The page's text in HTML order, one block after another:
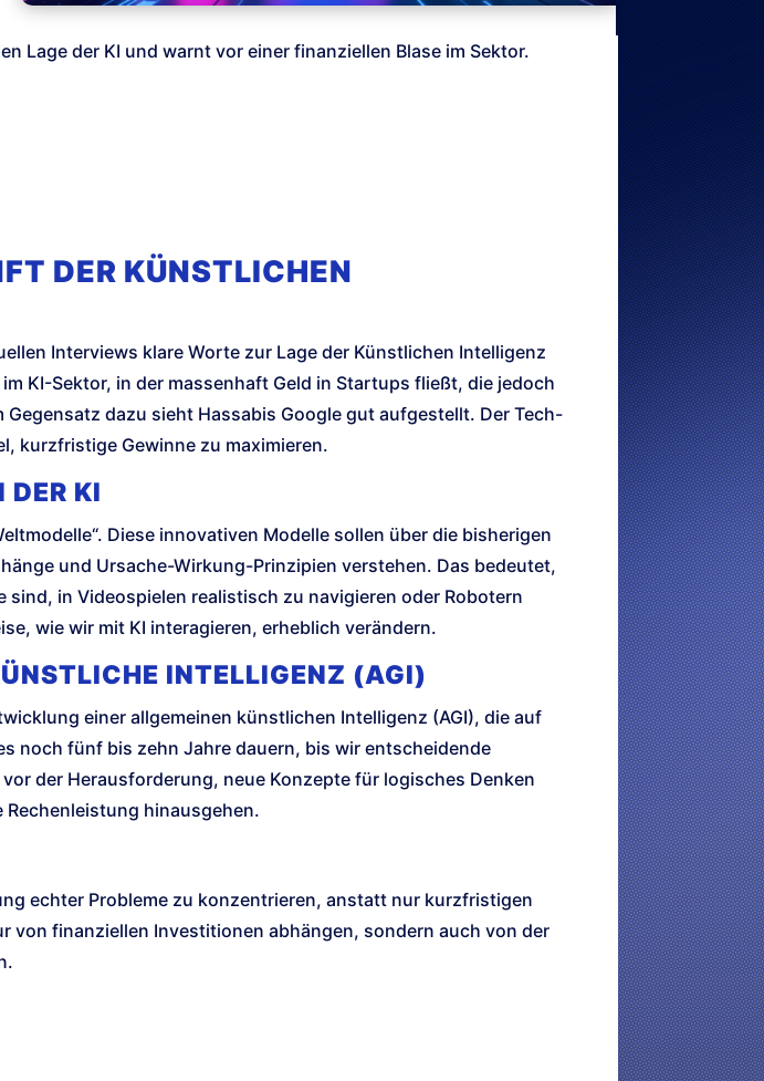
Lage der KI und warnt vor einer finanziellen Blase im Sektor.
DER KÜNSTLICHEN
Interviews klare Worte zur Lage der Künstlichen Intelligenz
KI-Sektor, in der massenhaft Geld in Startups fließt, die jedoch
dazu sieht Hassabis Google gut aufgestellt. Der Tech-
kurzfristige Gewinne zu maximieren.
DER KI
Diese innovativen Modelle sollen über die bisherigen
und Ursache-Wirkung-Prinzipien verstehen. Das bedeutet,
in Videospielen realistisch zu navigieren oder Robotern
wie wir mit KI interagieren, erheblich verändern.
INTELLIGENZ (AGI)
einer allgemeinen künstlichen Intelligenz (AGI), die auf
noch fünf bis zehn Jahre dauern, bis wir entscheidende
der Herausforderung, neue Konzepte für logisches Denken
hinausgehen.
echter Probleme zu konzentrieren, anstatt nur kurzfristigen
von finanziellen Investitionen abhängen, sondern auch von der